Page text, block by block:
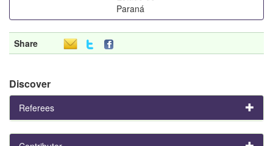
Paraná
Share
Discover
Referees